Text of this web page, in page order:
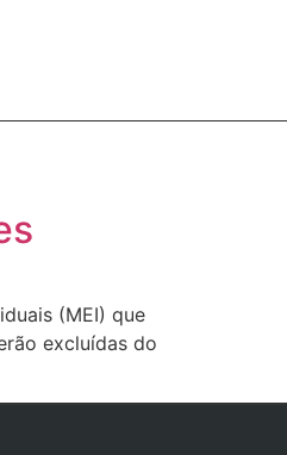
(MEI) que
excluídas do